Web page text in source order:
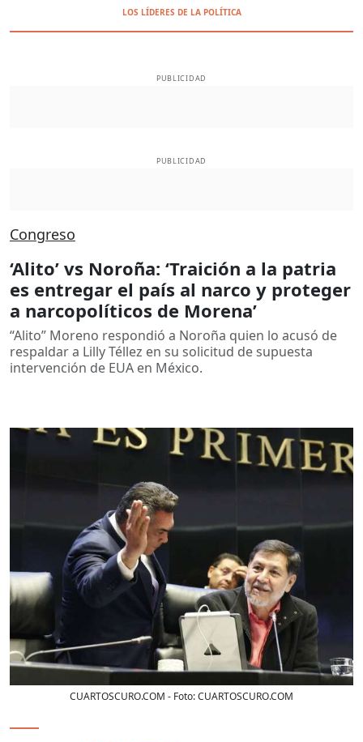
LOS LÍDERES DE LA POLÍTICA
PUBLICIDAD
PUBLICIDAD
Congreso
‘Alito’ vs Noroña: ‘Traición a la patria
es entregar el país al narco y proteger
a narcopolíticos de Morena’
“Alito” Moreno respondió a Noroña quien lo acusó de
respaldar a Lilly Téllez en su solicitud de supuesta
intervención de EUA en México.
CUARTOSCURO.COM - Foto:CUARTOSCURO.COM